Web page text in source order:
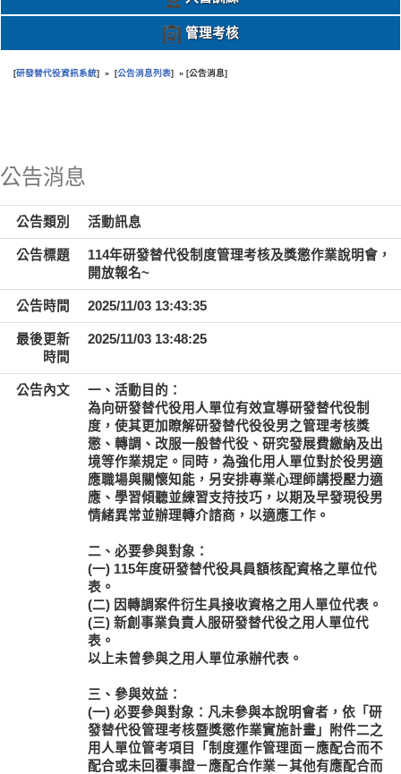
管理考核
[研發替代役資訊系統] » [公告消息列表] » [公告消息]
公告消息
公告類別 活動訊息
公告標題
114年研發替代役制度管理考核及獎懲作業說明會，
開放報名~
公告時間 2025/11/03 13:43:35
最後更新
時間
2025/11/03 13:48:25
公告內文
一、活動目的：
為向研發替代役用人單位有效宣導研發替代役制
度，使其更加瞭解研發替代役役男之管理考核獎
懲、轉調、改服一般替代役、研究發展費繳納及出
境等作業規定。同時，為強化用人單位對於役男適
應職場與關懷知能，另安排專業心理師講授壓力適
應、學習傾聽並練習支持技巧，以期及早發現役男
情緒異常並辦理轉介諮商，以適應工作。
二、必要參與對象：
(一) 115年度研發替代役具員額核配資格之單位代
表。
(二) 因轉調案件衍生具接收資格之用人單位代表。
(三) 新創事業負責人服研發替代役之用人單位代
表。
以上未曾參與之用人單位承辦代表。
三、參與效益：
(一) 必要參與對象：凡未參與本說明會者，依「研
發替代役管理考核暨獎懲作業實施計畫」附件二之
用人單位管考項目「制度運作管理面－應配合而不
配合或未回覆事證－應配合作業－其他有應配合而